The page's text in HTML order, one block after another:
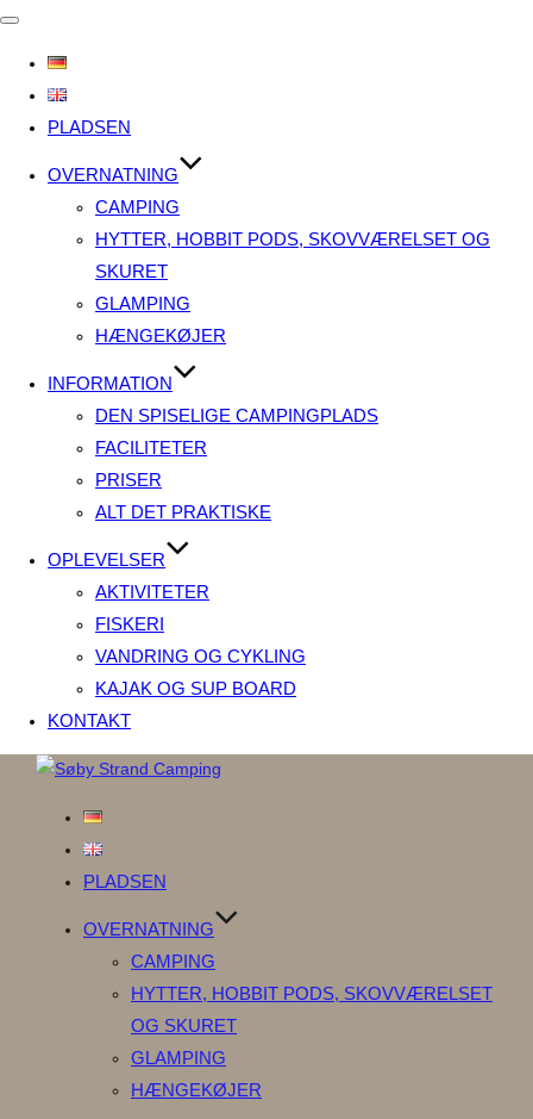
Slå
til/fra
PLADSEN
OVERNATNING
CAMPING
HYTTER, HOBBIT PODS, SKOVVÆRELSET OG
SKURET
GLAMPING
HÆNGEKØJER
INFORMATION
DEN SPISELIGE CAMPINGPLADS
FACILITETER
PRISER
ALT DET PRAKTISKE
OPLEVELSER
AKTIVITETER
FISKERI
VANDRING OG CYKLING
KAJAK OG SUP BOARD
KONTAKT
Videre
PLADSEN
OVERNATNING
CAMPING
HYTTER, HOBBIT PODS, SKOVVÆRELSET
OG SKURET
GLAMPING
HÆNGEKØJER